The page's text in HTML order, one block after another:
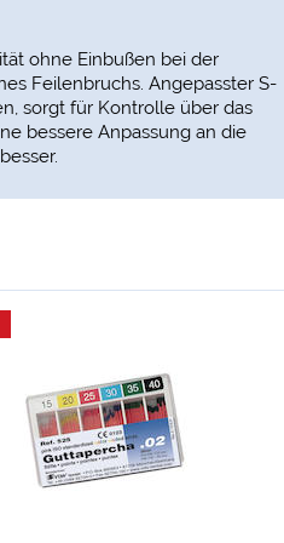
ohne Einbußen bei der
Feilenbruchs. Angepasster S-
sorgt für Kontrolle über das
bessere Anpassung an die